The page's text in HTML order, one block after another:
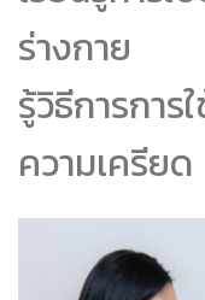
ร่างกาย
รู้วิธีการการ
ความเครียด